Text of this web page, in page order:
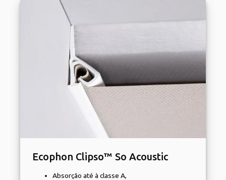
Ecophon Clipso™ So Acoustic
Absorção até à classe A,